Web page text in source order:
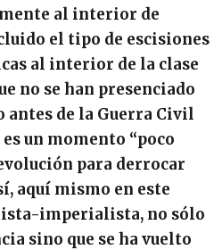
al interior de
el tipo de escisiones
al interior de la clase
no se han presenciado
antes de la Guerra Civil
un momento “poco
para derrocar
aquí mismo en este
imperialista, no sólo
sino que se ha vuelto